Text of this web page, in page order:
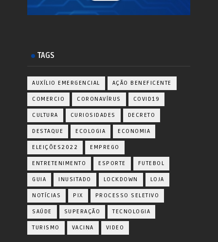
TAGS
AUXÍLIO EMERGENCIAL AÇÃO BENEFICENTE
COMERCIO CORONAVÍRUS COVID19
CULTURA CURIOSIDADES DECRETO
DESTAQUE ECOLOGIA ECONOMIA
ELEIÇÕES2022 EMPREGO
ENTRETENIMENTO ESPORTE FUTEBOL
GUIA INUSITADO LOCKDOWN LOJA
NOTÍCIAS PIX PROCESSO SELETIVO
SAÚDE SUPERAÇÃO TECNOLOGIA
TURISMO VACINA VIDEO